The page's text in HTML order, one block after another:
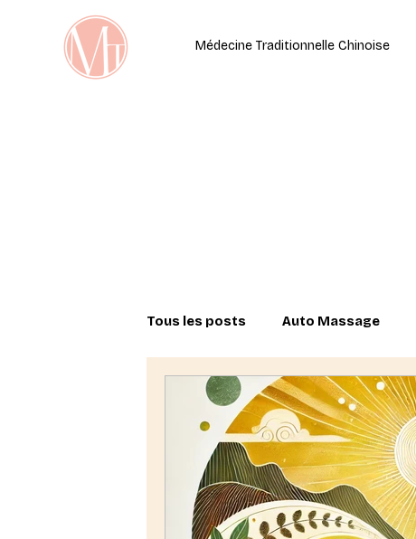
Médecine Traditionnelle Chinoise
Tous les posts Auto Massage
Cycles féminins au cours d'une vie